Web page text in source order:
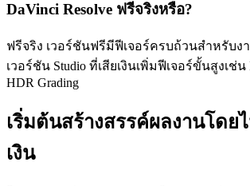
DaVinci Resolve ฟรีจริงหรือ?
ฟรีจริง เวอร์ชันฟรีมีฟีเจอร์ครบถ้วนสำหรับ
เวอร์ชัน Studio ที่เสียเงินเพิ่มฟีเจอร์ขั้นสูงเช่น
HDR Grading
เริ่มต้นสร้างสรรค์ผลงานโดย
เงิน